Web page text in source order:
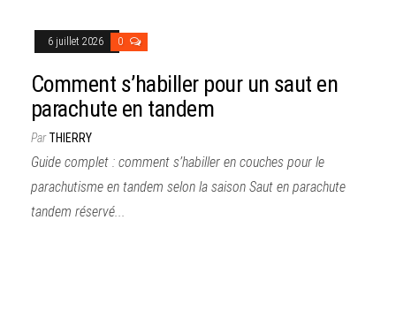
6 juillet 2026 0
Comment s’habiller pour un saut en
parachute en tandem
ParTHIERRY
Guide complet : comment s’habiller en couches pour le
parachutisme en tandem selon la saison Saut en parachute
tandem réservé...